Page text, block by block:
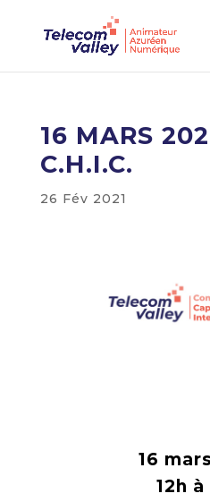
16 MARS
C.H.I.C.
26 Fév 2021
16
12h à